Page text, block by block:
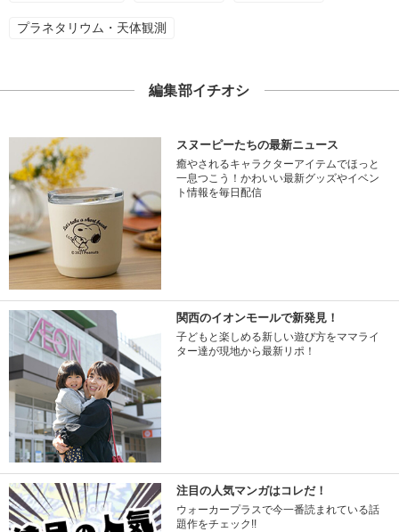
プラネタリウム・天体観測
編集部イチオシ
スヌーピーたちの最新ニュース
癒やされるキャラクターアイテムでほっと
一息つこう！かわいい最新グッズやイベン
ト情報を毎日配信
関西のイオンモールで新発見！
子どもと楽しめる新しい遊び方をママライ
ター達が現地から最新リポ！
注目の人気マンガはコレだ！
ウォーカープラスで今一番読まれている話
題作をチェック!!